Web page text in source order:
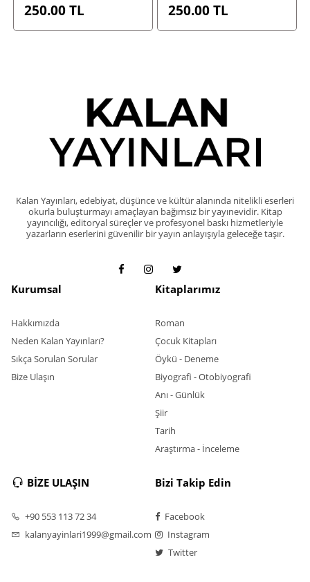
250.00TL 250.00TL
Kalan Yayınları, edebiyat, düşünce ve kültür alanında nitelikli eserleri
okurla buluşturmayı amaçlayan bağımsız bir yayınevidir. Kitap
yayıncılığı, editoryal süreçler ve profesyonel baskı hizmetleriyle
yazarların eserlerini güvenilir bir yayın anlayışıyla geleceğe taşır.
Kurumsal
Hakkımızda
Neden Kalan Yayınları?
Sıkça Sorulan Sorular
Bize Ulaşın
Kitaplarımız
Roman
Çocuk Kitapları
Öykü - Deneme
Biyografi - Otobiyografi
Anı - Günlük
Şiir
Tarih
Araştırma - İnceleme
BİZE ULAŞIN
+90 553 113 72 34
kalanyayinlari1999@gmail.com
Bizi Takip Edin
Facebook
Instagram
Twitter